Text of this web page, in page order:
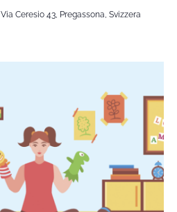
Via Ceresio 43, Pregassona, Svizzera